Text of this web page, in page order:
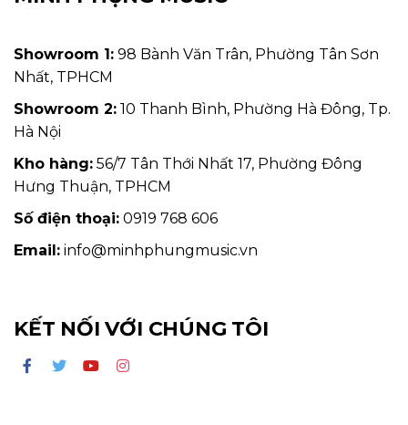
Showroom 1: 98 Bành Văn Trân, Phường Tân Sơn
Nhất, TPHCM
Showroom 2: 10 Thanh Bình, Phường Hà Đông, Tp.
Hà Nội
Kho hàng: 56/7 Tân Thới Nhất 17, Phường Đông
Hưng Thuận, TPHCM
Số điện thoại: 0919 768 606
Email: info@minhphungmusic.vn
KẾT NỐI VỚI CHÚNG TÔI